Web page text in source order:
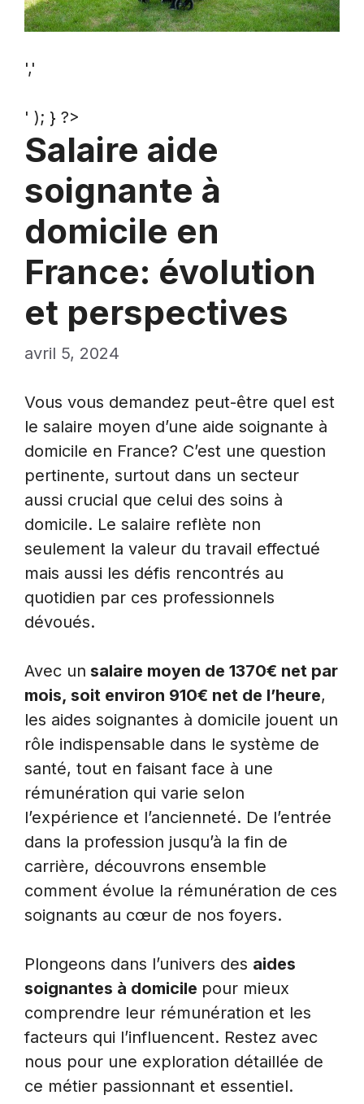
','
' ); } ?>
Salaire aide
soignante à
domicile en
France: évolution
et perspectives
avril 5, 2024
Vous vous demandez peut-être quel est
le salaire moyen d’une aide soignante à
domicile en France? C’est une question
pertinente, surtout dans un secteur
aussi crucial que celui des soins à
domicile. Le salaire reflète non
seulement la valeur du travail effectué
mais aussi les défis rencontrés au
quotidien par ces professionnels
dévoués.
Avec un salaire moyen de 1370€ net par
mois, soit environ 910€ net de l’heure,
les aides soignantes à domicile jouent un
rôle indispensable dans le système de
santé, tout en faisant face à une
rémunération qui varie selon
l’expérience et l’ancienneté. De l’entrée
dans la profession jusqu’à la fin de
carrière, découvrons ensemble
comment évolue la rémunération de ces
soignants au cœur de nos foyers.
Plongeons dans l’univers des aides
soignantes à domicile pour mieux
comprendre leur rémunération et les
facteurs qui l’influencent. Restez avec
nous pour une exploration détaillée de
ce métier passionnant et essentiel.